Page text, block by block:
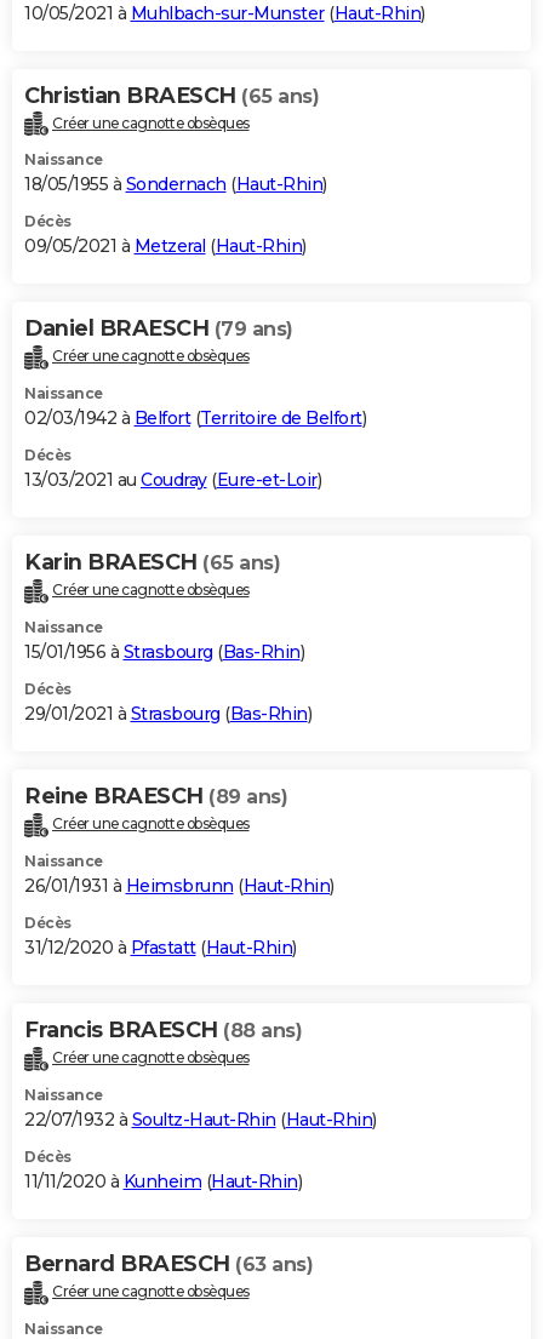
10/05/2021 à Muhlbach-sur-Munster(Haut-Rhin)
Christian BRAESCH (65 ans)
Créer une cagnotte obsèques
Naissance
18/05/1955 à Sondernach (Haut-Rhin)
Décès
09/05/2021 à Metzeral (Haut-Rhin)
Daniel BRAESCH (79 ans)
Créer une cagnotte obsèques
Naissance
02/03/1942 à Belfort(Territoire de Belfort)
Décès
13/03/2021 au Coudray(Eure-et-Loir)
Karin BRAESCH (65 ans)
Créer une cagnotte obsèques
Naissance
15/01/1956 à Strasbourg (Bas-Rhin)
Décès
29/01/2021 à Strasbourg (Bas-Rhin)
Reine BRAESCH (89 ans)
Créer une cagnotte obsèques
Naissance
26/01/1931 à Heimsbrunn (Haut-Rhin)
Décès
31/12/2020 à Pfastatt(Haut-Rhin)
Francis BRAESCH (88 ans)
Créer une cagnotte obsèques
Naissance
22/07/1932 à Soultz-Haut-Rhin (Haut-Rhin)
Décès
11/11/2020 à Kunheim (Haut-Rhin)
Bernard BRAESCH (63 ans)
Créer une cagnotte obsèques
Naissance